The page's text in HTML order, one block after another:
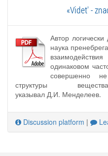
«Videt' -
Автор
наука
одинаковом
совершенно
структуры
указывал Д.И. Менделеев.
Discussion platform |